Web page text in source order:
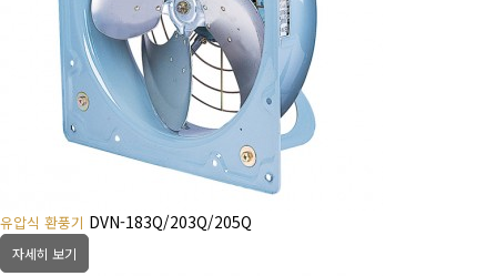
유압식 환풍기 DVN-183Q/203Q/205Q
자세히 보기